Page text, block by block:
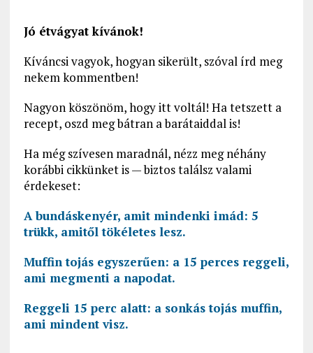
Jó étvágyat kívánok!
Kíváncsi vagyok, hogyan sikerült, szóval írd meg
nekem kommentben!
Nagyon köszönöm, hogy itt voltál! Ha tetszett a
recept, oszd meg bátran a barátaiddal is!
Ha még szívesen maradnál, nézz meg néhány
korábbi cikkünket is — biztos találsz valami
érdekeset:
A bundáskenyér, amit mindenki imád: 5
trükk, amitől tökéletes lesz.
Muffin tojás egyszerűen: a 15 perces reggeli,
ami megmenti a napodat.
Reggeli 15 perc alatt: a sonkás tojás muffin,
ami mindent visz.